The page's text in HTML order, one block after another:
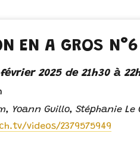
EN A GROS N°6
2025 de 21h30 à
Yoann Guillo, Stéphanie Le
videos/2379575949